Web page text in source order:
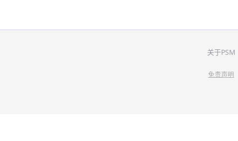
关于PSM
免责声明